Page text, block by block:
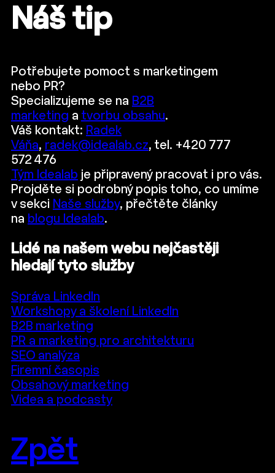
Náš tip
Potřebujete pomoct s marketingem
nebo PR?
Specializujeme se na B2B
marketing a tvorbu obsahu.
Váš kontakt: Radek
Váňa, radek@idealab.cz, tel. +420 777
572 476
Tým Idealab je připravený pracovat i pro vás.
Projděte si podrobný popis toho, co umíme
v sekci Naše služby, přečtěte články
na blogu Idealab.
Lidé na našem webu nejčastěji
hledají tyto služby
Správa LinkedIn
Workshopy a školení LinkedIn
B2B marketing
PR a marketing pro architekturu
SEO analýza
Firemní časopis
Obsahový marketing
Videa a podcasty
Zpět